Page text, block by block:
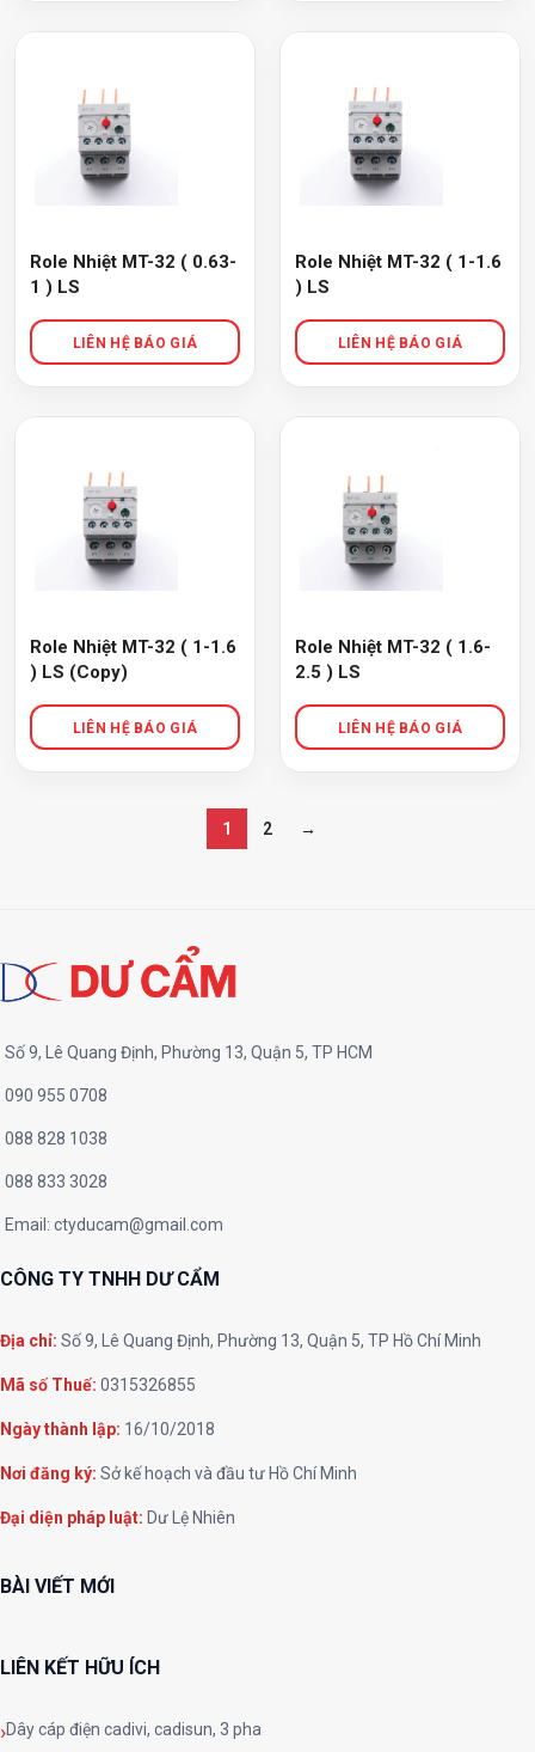
Role Nhiệt MT-32 ( 0.63-
1 ) LS
Role Nhiệt MT-32 ( 1-1.6
) LS
Role Nhiệt MT-32 ( 1-1.6
) LS (Copy)
Role Nhiệt MT-32 ( 1.6-
2.5 ) LS
1 2 →
Số 9, Lê Quang Định, Phường 13, Quận 5, TP HCM
090 955 0708
088 828 1038
088 833 3028
Email: ctyducam@gmail.com
CÔNG TY TNHH DƯ CẨM
Địa chỉ: Số 9, Lê Quang Định, Phường 13, Quận 5, TP Hồ Chí Minh
Mã số Thuế: 0315326855
Ngày thành lập: 16/10/2018
Nơi đăng ký: Sở kế hoạch và đầu tư Hồ Chí Minh
Đại diện pháp luật: Dư Lệ Nhiên
BÀI VIẾT MỚI
LIÊN KẾT HỮU ÍCH
Dây cáp điện cadivi, cadisun, 3 pha